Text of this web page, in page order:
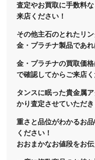
査定やお買取に手数料
来店ください！
その他主石のとれたリ
金・プラチナ製品であ
金・プラチナの買取価
で確認してからご来店く
タンスに眠った貴金属
かり査定させていただき
重さと品位がわかるお
ください！
おおまかなお値段をお伝